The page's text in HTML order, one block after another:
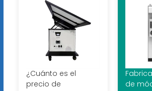
¿Cuánto es el
precio de
de